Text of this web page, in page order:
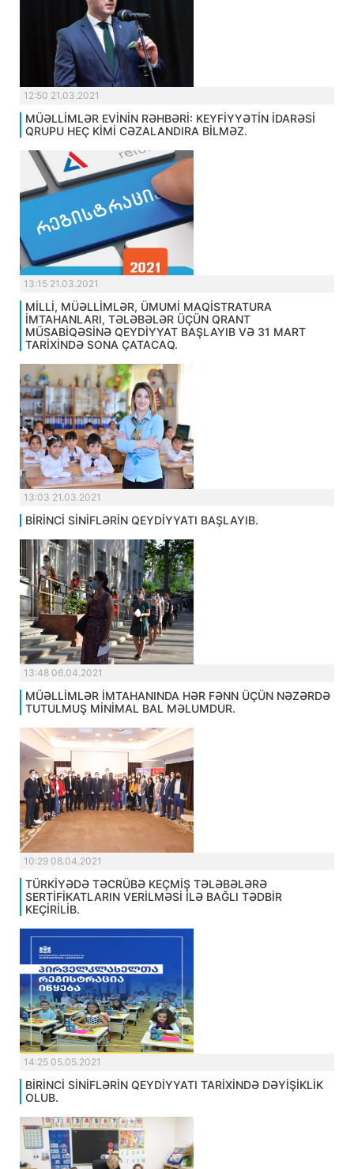
12:50 21.03.2021
MÜƏLLİMLƏR EVİNİN RƏHBƏRİ: KEYFİYYƏTİN İDARƏSİ
QRUPU HEÇ KİMİ CƏZALANDIRA BİLMƏZ.
13:15 21.03.2021
MİLLİ, MÜƏLLİMLƏR, ÜMUMİ MAQİSTRATURA
İMTAHANLARI, TƏLƏBƏLƏR ÜÇÜN QRANT
MÜSABİQƏSİNƏ QEYDİYYAT BAŞLAYIB VƏ 31 MART
TARİXİNDƏ SONA ÇATACAQ.
13:03 21.03.2021
BİRİNCİ SİNİFLƏRİN QEYDİYYATI BAŞLAYIB.
13:48 06.04.2021
MÜƏLLİMLƏR İMTAHANINDA HƏR FƏNN ÜÇÜN NƏZƏRDƏ
TUTULMUŞ MİNİMAL BAL MƏLUMDUR.
10:29 08.04.2021
TÜRKİYƏDƏ TƏCRÜBƏ KEÇMİŞ TƏLƏBƏLƏRƏ
SERTİFİKATLARIN VERİLMƏSİ İLƏ BAĞLI TƏDBİR
KEÇİRİLİB.
14:25 05.05.2021
BİRİNCİ SİNİFLƏRİN QEYDİYYATI TARİXİNDƏ DƏYİŞİKLİK
OLUB.